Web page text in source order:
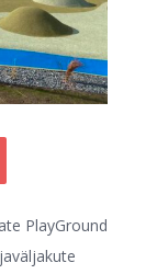
PlayGround